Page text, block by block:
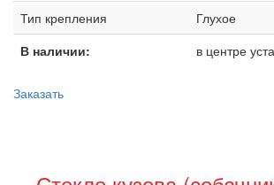
Тип крепления
Глухое
В наличии:
в центре
Заказать